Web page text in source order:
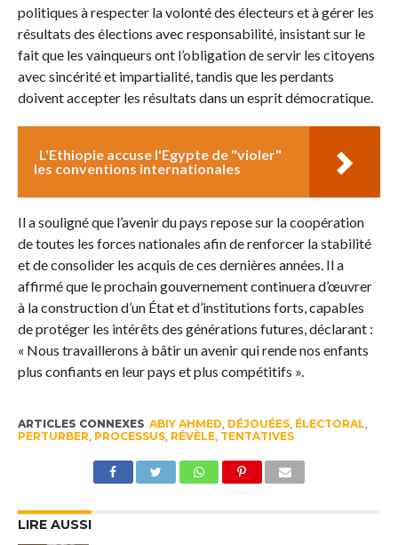
politiques à respecter la volonté des électeurs et à gérer les
résultats des élections avec responsabilité, insistant sur le
fait que les vainqueurs ont l’obligation de servir les citoyens
avec sincérité et impartialité, tandis que les perdants
doivent accepter les résultats dans un esprit démocratique.
L'Ethiopie accuse l'Egypte de "violer"
les conventions internationales
Il a souligné que l’avenir du pays repose sur la coopération
de toutes les forces nationales afin de renforcer la stabilité
et de consolider les acquis de ces dernières années. Il a
affirmé que le prochain gouvernement continuera d’œuvrer
à la construction d’un État et d’institutions forts, capables
de protéger les intérêts des générations futures, déclarant :
« Nous travaillerons à bâtir un avenir qui rende nos enfants
plus confiants en leur pays et plus compétitifs ».
ARTICLES CONNEXES ABIY AHMED, DÉJOUÉES, ÉLECTORAL,
PERTURBER, PROCESSUS, RÉVÈLE, TENTATIVES
LIRE AUSSI